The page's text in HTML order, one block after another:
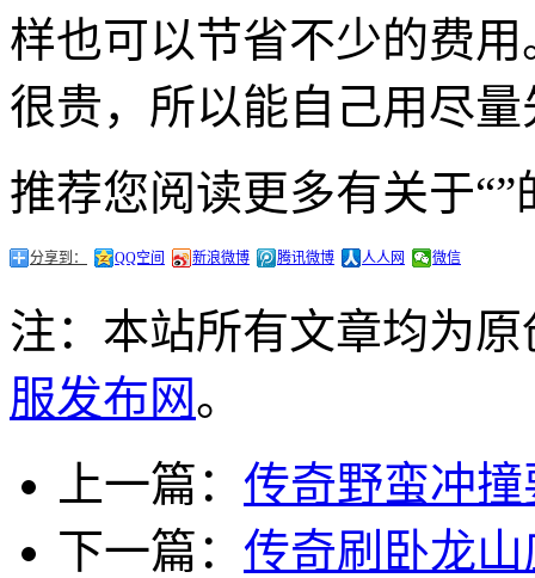
样也可以节省不少的费
很贵，所以能自己用尽
推荐您阅读更多有关于“”
分享到： QQ空间 新浪微博 腾讯微博 人人网 微信
注：本站所有文章均为
服发布网。
上一篇： 传奇野蛮冲
下一篇： 传奇刷卧龙